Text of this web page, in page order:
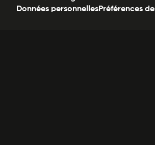
Données personnellesPréférences